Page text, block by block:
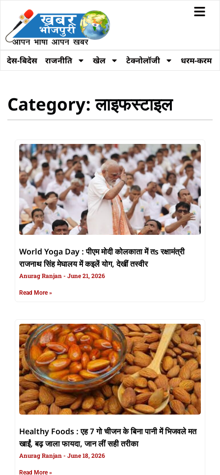
देस-बिदेस राजनीति खेल टेक्नोलॉजी धरम-करम
Category: लाइफस्टाइल
World Yoga Day : पीएम मोदी कोलकाता में तs रक्षामंत्री
राजनाथ सिंह मेघालय में कइलें योग, देखीं तस्वीर
Anurag Ranjan June 21, 2026
Read More »
Healthy Foods : एह 7 गो चीजन के बिना पानी में भिजवले मत
खाईं, बढ़ जाला फायदा, जान लीं सही तरीका
Anurag Ranjan June 18, 2026
Read More »